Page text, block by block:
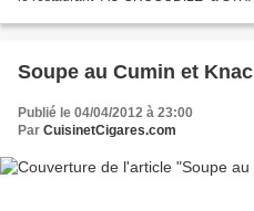
Soupe au Cumin et
Publié le 04/04/2012 à 23:00
Par CuisinetCigares.com